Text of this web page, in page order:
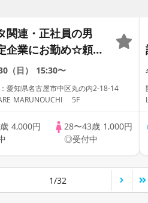
関連・正社員の男
企業にお勤め☆頼れ
婚活PARTY♡
（日） 15:30〜
愛知県名古屋市中区丸の内2-18-14
MARUNOUCHI 5F
4,000円
28〜43歳 1,000円
◎受付中
1/32